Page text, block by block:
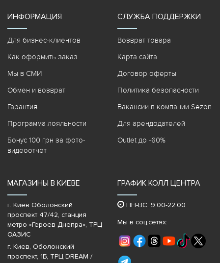
ИНФОРМАЦИЯ
Для бизнес-клиентов
Как оформить заказ
Мы в СМИ
Обмен и возврат
Гарантия
Программа лояльности
Бонус 100 грн за фото-
видеоотчет
СЛУЖБА ПОДДЕРЖКИ
Возврат товара
Карта сайта
Договор оферты
Политика безопасности
Вакансии в компании Sezon
Для арендодателей
Outlet до -60%
МАГАЗИНЫ В КИЕВЕ
г. Киев Оболонский
проспект 47/42, станция
метро «Героев Днепра»‎, ТРЦ
ОАЗИС
г. Киев, Оболонский
проспект, 1Б, ТРЦ DREAM /
ГРАФИК КОЛЛ ЦЕНТРА
ПН-ВС: 9:00-22:00
Мы в соц.сетях: